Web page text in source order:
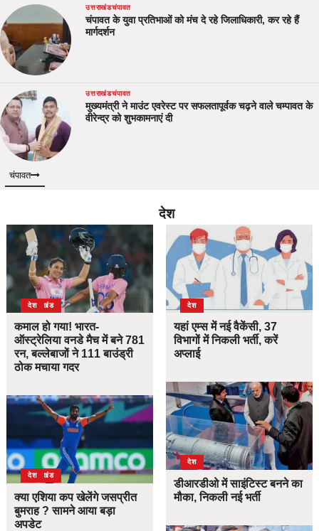
उत्तराखंडचंपावत
चंपावत के युवा प्रतिभाओं को मंच दे रहे जिलाधिकारी, कर रहे हैं
मार्गदर्शन
उत्तराखंडचंपावत
मुख्यमंत्री ने माउंट एवरेस्ट पर सफलतापूर्वक चढ़ने वाले चम्पावत के
वीरेन्द्र को शुभकामनाएं दी
चंपावत
देश
उत्तराखंड
देश
कमाल हो गया! भारत-
ऑस्ट्रेलिया वनडे मैच में बने 781
रन, बल्लेबाजों ने 111 बाउंड्री
ठोक मचाया गदर
उत्तराखंड
देश
क्या एशिया कप खेलेंगे जसप्रीत
बुमराह ? सामने आया बड़ा
अपडेट
देश
यहां एम्स में नई वैकेंसी, 37
विभागों में निकली भर्ती, करें
अप्लाई
देश
डीआरडीओ में साइंटिस्ट बनने का
मौका, निकली नई भर्ती